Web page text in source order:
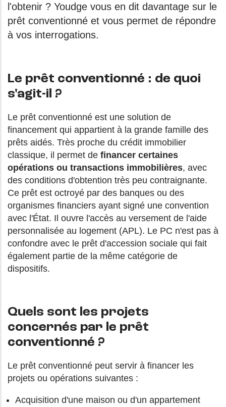
l'obtenir ? Youdge vous en dit davantage sur le
prêt conventionné et vous permet de répondre
à vos interrogations.
Le prêt conventionné : de quoi
s'agit-il ?
Le prêt conventionné est une solution de
financement qui appartient à la grande famille des
prêts aidés. Très proche du crédit immobilier
classique, il permet de financer certaines
opérations ou transactions immobilières, avec
des conditions d'obtention très peu contraignante.
Ce prêt est octroyé par des banques ou des
organismes financiers ayant signé une convention
avec l'État. Il ouvre l'accès au versement de l'aide
personnalisée au logement (APL). Le PC n'est pas à
confondre avec le prêt d'accession sociale qui fait
également partie de la même catégorie de
dispositifs.
Quels sont les projets
concernés par le prêt
conventionné ?
Le prêt conventionné peut servir à financer les
projets ou opérations suivantes :
Acquisition d'une maison ou d'un appartement